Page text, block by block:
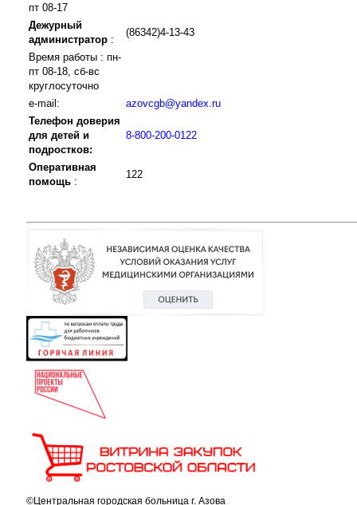
пт 08-17
Дежурный
администратор :
(86342)4-13-43
Время работы : пн-
пт 08-18, сб-вс
круглосуточно
e-mail:
azovcgb@yandex.ru
Телефон доверия
для детей и
подростков:
8-800-200-0122
Оперативная
помощь :
122
©Центральная городская больница г. Азова